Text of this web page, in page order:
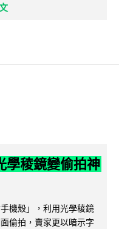
學稜鏡變偷拍神
機殼」，利用光學稜鏡
偷拍，賣家更以暗示字